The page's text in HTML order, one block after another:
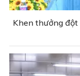
Khen thưởng